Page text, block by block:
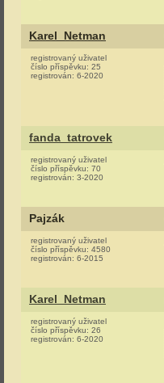
Karel_Netman
registrovaný uživatel
číslo příspěvku: 25
registrován: 6-2020
fanda_tatrovek
registrovaný uživatel
číslo příspěvku: 70
registrován: 3-2020
Pajzák
registrovaný uživatel
číslo příspěvku: 4580
registrován: 6-2015
Karel_Netman
registrovaný uživatel
číslo příspěvku: 26
registrován: 6-2020